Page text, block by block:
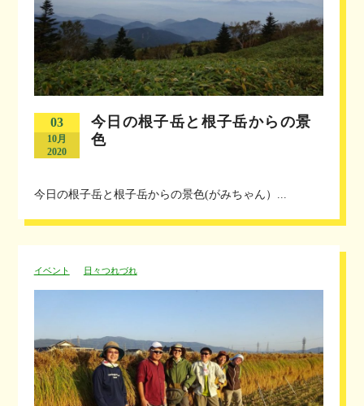
03
10月
2020
今日の根子岳と根子岳からの景
色
今日の根子岳と根子岳からの景色(がみちゃん）...
イベント 日々つれづれ